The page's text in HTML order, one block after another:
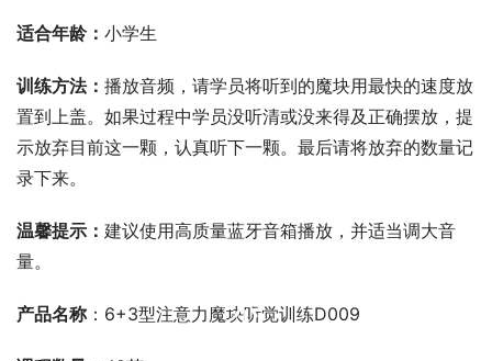
适合年龄： 小学生
训练方法： 播放音频，请学员将听到的魔块用最快的速度放
置到上盖。如果过程中学员没听清或没来得及正确摆放，提
示放弃目前这一颗，认真听下一颗。最后请将放弃的数量记
录下来。
温馨提示： 建议使用高质量蓝牙音箱播放，并适当调大音
量。
产品名称：6+3型注意力魔块听觉训练D009